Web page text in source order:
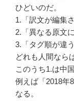
ひどいのだ。
1.「訳文が編集
2.「異なる原文
3.「タグ順が違う
どれも人間なら
このうち1.は中
例えば「2018年
なる。